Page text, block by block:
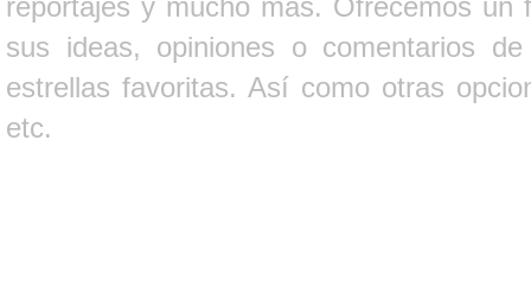
sus ideas, opiniones o comentarios
estrellas favoritas. Así como otras
etc.